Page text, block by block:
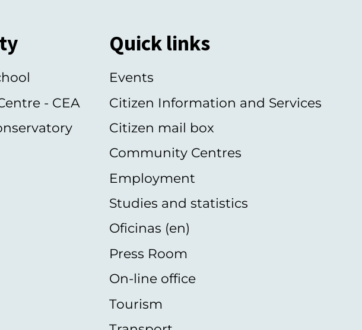
- CEA
Quick links
Events
Citizen Information and Services
Citizen mail box
Community Centres
Employment
Studies and statistics
Oficinas (en)
Press Room
On-line office
Tourism